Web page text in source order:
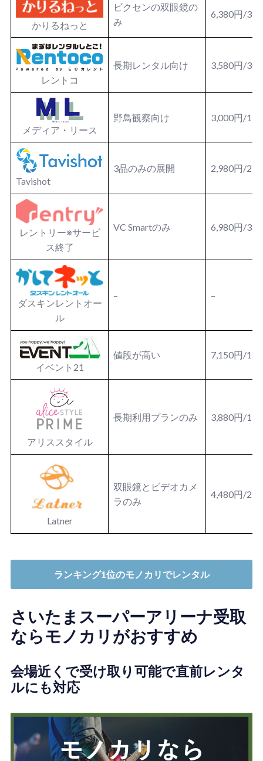
かりるねっと
ビクセンの双眼鏡の
み
6,380円/3
レントコ
長期レンタル向け 3,580円/30
メディア・リース
野鳥観察向け 3,000円/1
Tavishot
3品のみの展開 2,980円/2日
レントリー※サービ
ス終了
VC Smartのみ 6,980円/3
ダスキンレントオー
ル
– –
イベント21
値段が高い 7,150円/1
アリススタイル
長期利用プランのみ 3,880円/1
Latner
双眼鏡とビデオカメ
ラのみ
4,480円/2
ランキング1位のモノカリでレンタル
さいたまスーパーアリーナ受取
ならモノカリがおすすめ
会場近くで受け取り可能で直前レンタ
ルにも対応